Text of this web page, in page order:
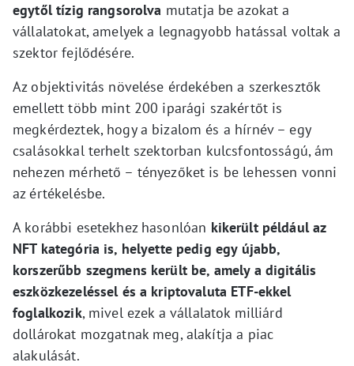
egytől tízig rangsorolva mutatja be azokat a
vállalatokat, amelyek a legnagyobb hatással voltak a
szektor fejlődésére.
Az objektivitás növelése érdekében a szerkesztők
emellett több mint 200 iparági szakértőt is
megkérdeztek, hogy a bizalom és a hírnév – egy
csalásokkal terhelt szektorban kulcsfontosságú, ám
nehezen mérhető – tényezőket is be lehessen vonni
az értékelésbe.
A korábbi esetekhez hasonlóan kikerült például az
NFT kategória is, helyette pedig egy újabb,
korszerűbb szegmens került be, amely a digitális
eszközkezeléssel és a kriptovaluta ETF-ekkel
foglalkozik, mivel ezek a vállalatok milliárd
dollárokat mozgatnak meg, alakítja a piac
alakulását.